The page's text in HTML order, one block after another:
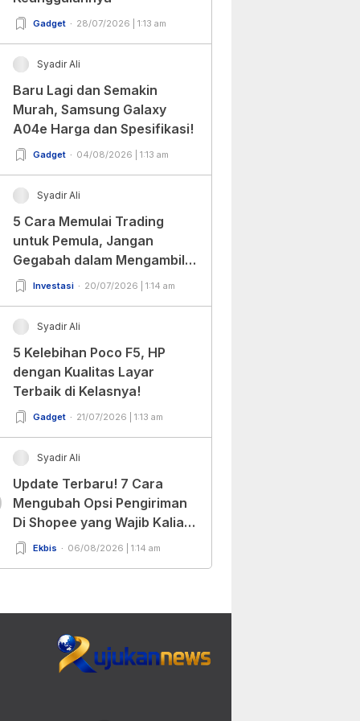
Gadget 28/07/2026 | 1:13 am
Syadir Ali
Baru Lagi dan Semakin
Murah, Samsung Galaxy
A04e Harga dan Spesifikasi!
Gadget 04/08/2026 | 1:13 am
Syadir Ali
5 Cara Memulai Trading
untuk Pemula, Jangan
Gegabah dalam Mengambil
Keputusan!
Investasi 20/07/2026 | 1:14 am
Syadir Ali
5 Kelebihan Poco F5, HP
dengan Kualitas Layar
Terbaik di Kelasnya!
Gadget 21/07/2026 | 1:13 am
Syadir Ali
Update Terbaru! 7 Cara
Mengubah Opsi Pengiriman
Di Shopee yang Wajib Kalian
Ketahui!
Ekbis 06/08/2026 | 1:14 am